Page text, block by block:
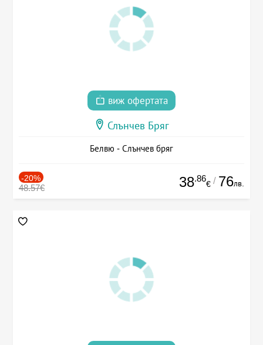
виж офертата
Слънчев Бряг
Белвю - Слънчев бряг
-20%
48.57€ 38.86
€ / 76лв.